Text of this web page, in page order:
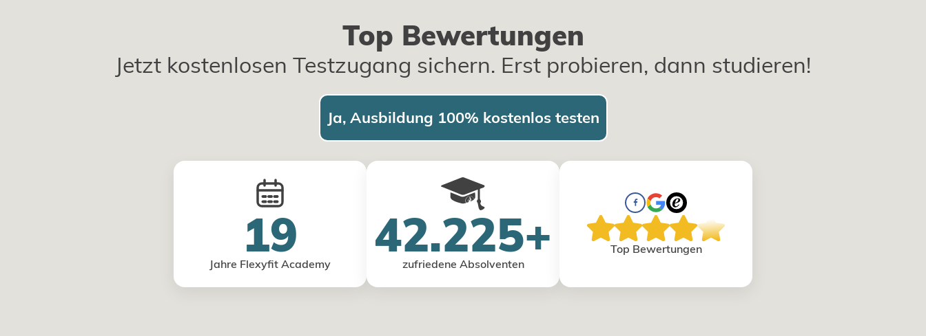
Top Bewertungen
Jetzt kostenlosen Testzugang sichern. Erst probieren, dann studieren!
Ja, Ausbildung 100% kostenlos testen
19
Jahre Flexyfit Academy
42.225+
zufriedene Absolventen
Top Bewertungen